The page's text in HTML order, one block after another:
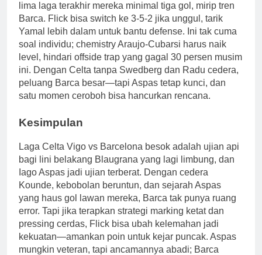
lima laga terakhir mereka minimal tiga gol, mirip tren
Barca. Flick bisa switch ke 3-5-2 jika unggul, tarik
Yamal lebih dalam untuk bantu defense. Ini tak cuma
soal individu; chemistry Araujo-Cubarsi harus naik
level, hindari offside trap yang gagal 30 persen musim
ini. Dengan Celta tanpa Swedberg dan Radu cedera,
peluang Barca besar—tapi Aspas tetap kunci, dan
satu momen ceroboh bisa hancurkan rencana.
Kesimpulan
Laga Celta Vigo vs Barcelona besok adalah ujian api
bagi lini belakang Blaugrana yang lagi limbung, dan
Iago Aspas jadi ujian terberat. Dengan cedera
Kounde, kebobolan beruntun, dan sejarah Aspas
yang haus gol lawan mereka, Barca tak punya ruang
error. Tapi jika terapkan strategi marking ketat dan
pressing cerdas, Flick bisa ubah kelemahan jadi
kekuatan—amankan poin untuk kejar puncak. Aspas
mungkin veteran, tapi ancamannya abadi; Barca